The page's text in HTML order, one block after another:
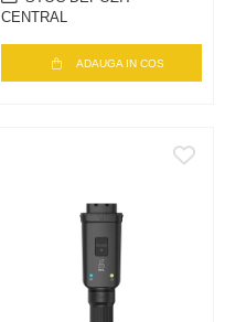
CENTRAL
ADAUGA IN COS